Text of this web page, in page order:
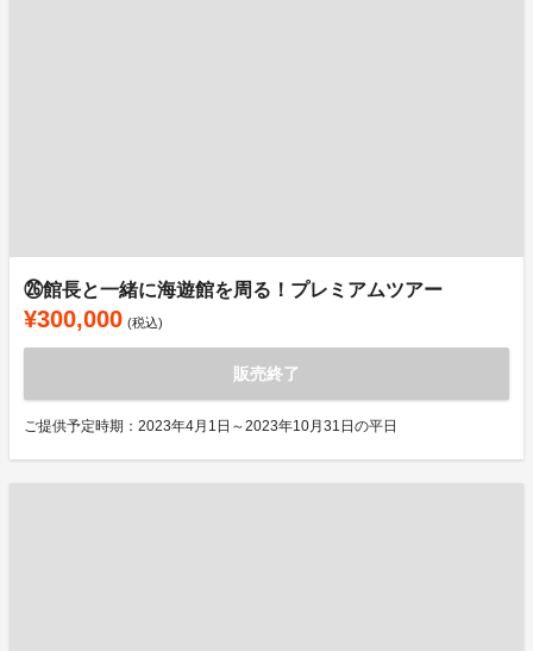
㉖館長と一緒に海遊館を周る！プレミアムツアー
¥300,000 (税込)
販売終了
ご提供予定時期：2023年4月1日～2023年10月31日の平日